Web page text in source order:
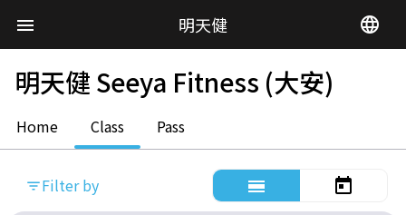
menu 明天健 language
明天健 Seeya Fitness (大安)
Home Class Pass
filter_listFilter by calendar_view_day
today